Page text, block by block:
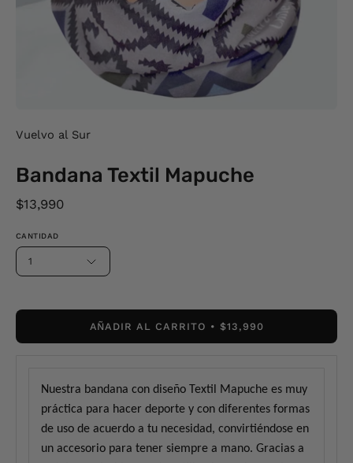
Vuelvo al Sur
Bandana Textil Mapuche
$13,990
CANTIDAD
1
AÑADIR AL CARRITO $13,990
Nuestra bandana con diseño Textil Mapuche es muy
práctica para hacer deporte y con diferentes formas
de uso de acuerdo a tu necesidad, convirtiéndose en
un accesorio para tener siempre a mano. Gracias a